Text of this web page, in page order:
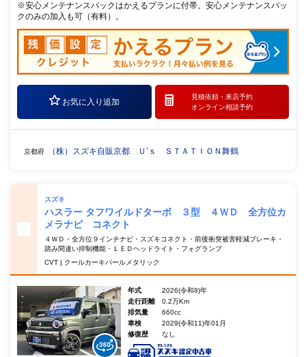
※安心メンテナンスパックはかえるプランに付帯。安心メンテナンスパッ
クのみの加入も可（有料）。
お気に入り追加
見積依頼・ 来店予約
オンライン相談予約
京都府 （株）スズキ自販京都 Ｕ’ｓ ＳＴＡＴＩＯＮ舞鶴
スズキ
ハスラー タフワイルドターボ ３型 ４ＷＤ 全方位カ
メラナビ コネクト
４ＷＤ・全方位９インチナビ・スズキコネクト・前後衝突被害軽減ブレーキ・
踏み間違い抑制機能・ＬＥＤヘッドライト・フォグランプ
CVT | クールカーキパールメタリック
年式
2026(令和8)年
走行距離
0.2万Km
排気量
660cc
車検
2029(令和11)年01月
修復歴
なし